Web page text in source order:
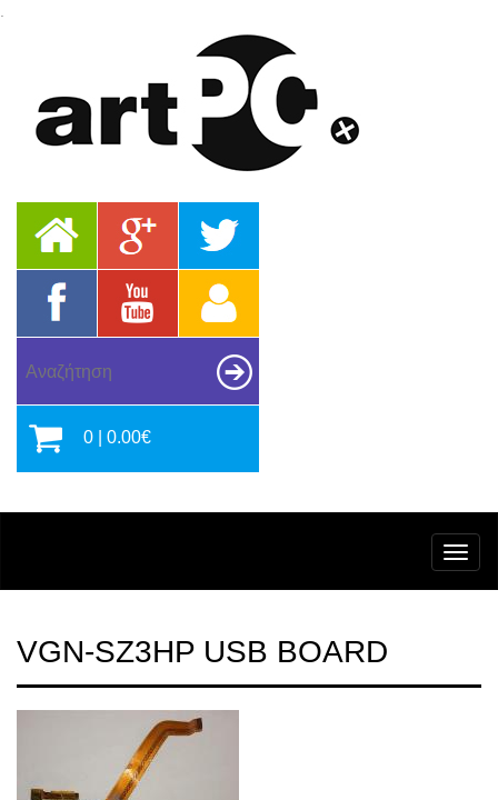
0 | 0.00€
VGN-SZ3HP USB BOARD